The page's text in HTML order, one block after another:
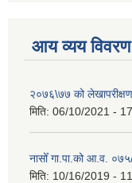
आय व्यय विवरण
२०७६\७७ को
मिति: 06/10/2021 -
नासोँ गा.पा.को आ.व.
मिति: 10/16/2019 -